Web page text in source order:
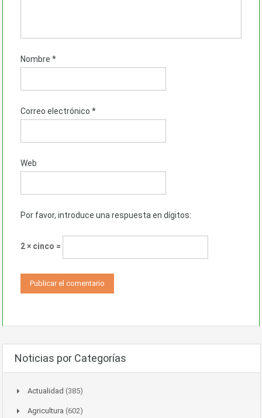
Nombre *
Correo electrónico *
Web
Por favor, introduce una respuesta en dígitos:
2 × cinco =
Noticias por Categorías
Actualidad (385)
Agricultura (602)